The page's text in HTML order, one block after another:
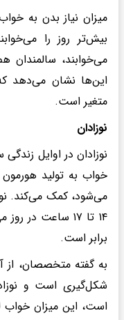
میزان نیاز بدن به
بیش‌تر روز را
می‌خوابند،
این‌ها نشان می‌دهد
متغیر است.
نوزادان
نوزادان در اوایل
خواب به تولید
می‌شود، کمک می‌کند.
۱۴ تا ۱۷ ساعت
برابر است.
به گفته متخصصان، از
شکل‌گیری است و